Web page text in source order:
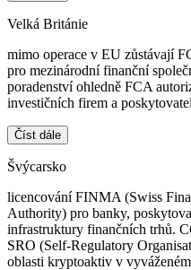
Velká Británie
mimo operace v EU zůstávají
pro mezinárodní finanční
poradenství ohledně FCA
investičních firem a
Číst dále
Švýcarsko
licencování FINMA (Swiss
Authority) pro banky,
infrastruktury finančních trhů.
SRO (Self-Regulatory
oblasti kryptoaktiv v